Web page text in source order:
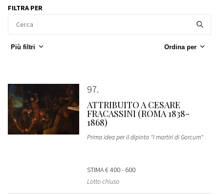
FILTRA PER
Più filtri Ordina per
97
ATTRIBUITO A CESARE
FRACASSINI (ROMA 1838-
1868)
Prima idea per il dipinto "I martiri di Gorcum"
STIMA€ 400 - 600
Lotto chiuso